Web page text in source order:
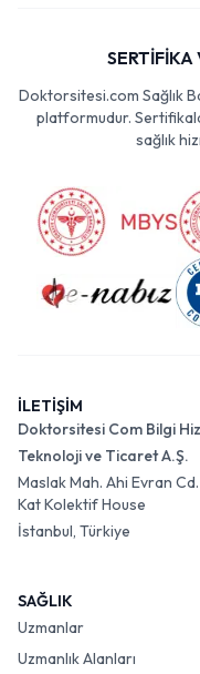
SERTİFİKA
Doktorsitesi.com Sağlık
platformudur.
sağlık
İLETİŞİM
Doktorsitesi Com Bilgi
Teknoloji ve Ticaret A.Ş.
Maslak Mah. Ahi Evran
Kat Kolektif House
İstanbul, Türkiye
SAĞLIK
Uzmanlar
Uzmanlık Alanları